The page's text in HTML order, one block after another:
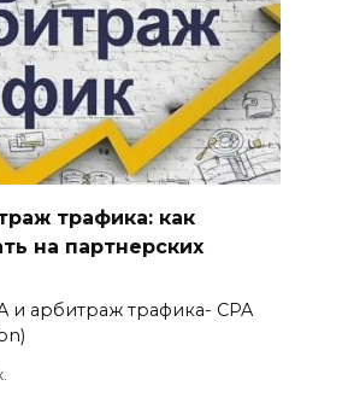
трафика: как
на партнерских
и арбитраж трафика- CPA